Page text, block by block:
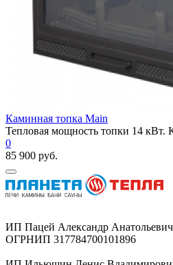
Каминная топка Main
Тепловая мощность топки 14 кВт.
0
85 900 руб.
ИП Пацей Александр Анатольевич
ОГРНИП 317784700101896